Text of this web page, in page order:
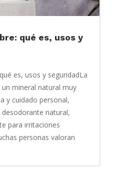
qué es, usos y
es, usos y seguridadLa
mineral natural muy
y cuidado personal,
natural,
para irritaciones
personas valoran